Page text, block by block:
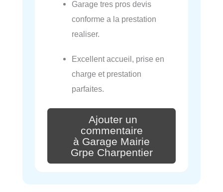
Garage tres pros devis
conforme a la prestation
realiser.
Excellent accueil, prise en
charge et prestation
parfaites.
Ajouter un
commentaire
à Garage Mairie
Grpe Charpentier